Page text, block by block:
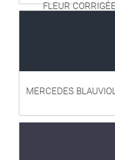
FLEUR
MERCEDES